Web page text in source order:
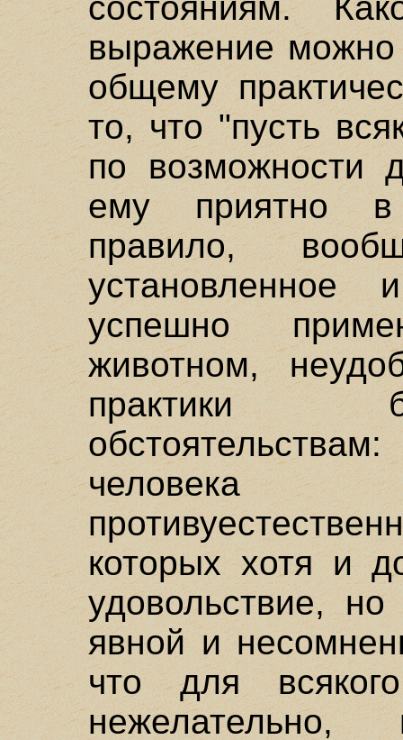
выражение можно
общему
то, что "пусть
по возможности
ему приятно в
правило,
успешно
животном,
практики
которых хотя и
удовольствие,
явной и
что для